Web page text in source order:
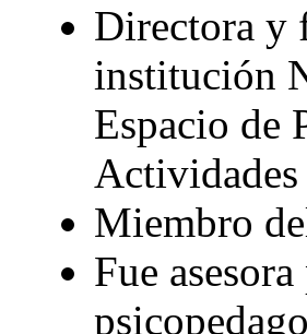
Directora y
institución
Espacio de
Miembro
Fue